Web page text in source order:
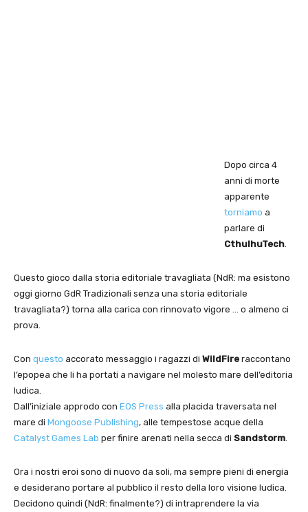
Dopo circa 4
anni di morte
apparente
torniamo a
parlare di
CthulhuTech.
Questo gioco dalla storia editoriale travagliata (NdR: ma esistono
oggi giorno GdR Tradizionali senza una storia editoriale
travagliata?) torna alla carica con rinnovato vigore … o almeno ci
prova.
Con questo accorato messaggio i ragazzi di WildFire raccontano
l’epopea che li ha portati a navigare nel molesto mare dell’editoria
ludica.
Dall’iniziale approdo con EOS Press alla placida traversata nel
mare di Mongoose Publishing, alle tempestose acque della
Catalyst Games Lab per finire arenati nella secca di Sandstorm.
Ora i nostri eroi sono di nuovo da soli, ma sempre pieni di energia
e desiderano portare al pubblico il resto della loro visione ludica.
Decidono quindi (NdR: finalmente?) di intraprendere la via